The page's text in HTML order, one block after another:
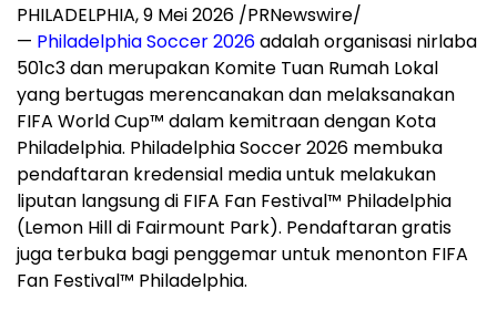
PHILADELPHIA,9 Mei 2026 /PRNewswire/
— Philadelphia Soccer 2026adalah organisasi nirlaba
501c3 dan merupakan Komite Tuan Rumah Lokal
yang bertugas merencanakan dan melaksanakan
FIFA World Cup™ dalam kemitraan dengan Kota
Philadelphia. Philadelphia Soccer 2026 membuka
pendaftaran kredensial media untuk melakukan
liputan langsung di FIFA Fan Festival™ Philadelphia
(Lemon Hill di Fairmount Park). Pendaftaran gratis
juga terbuka bagi penggemar untuk menonton FIFA
Fan Festival™ Philadelphia.